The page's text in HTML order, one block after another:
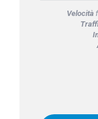
Velocità